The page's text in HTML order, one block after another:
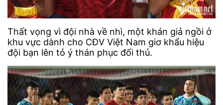
Thất vọng vì đội nhà về nhì, một khán giả ngồi ở
khu vực dành cho CĐV Việt Nam giơ khẩu hiệu
đội bạn lên tỏ ý thán phục đối thủ.